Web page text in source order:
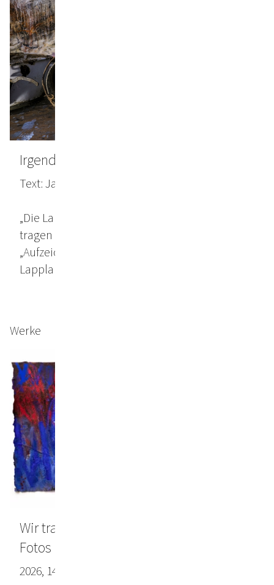
Irgendwo hier muss ich gelebt haben
Text: Jakob Kirchmayr, März 2022
„Die Landschaften die wir durchstreift haben,
tragen wir immer mit uns“ - so beginnen die
„Aufzeichnungen aus den Regionen des
Lapplandkollers“ von Tomas Tranströmer.
Werke
Wir tragen in unseren Taschen alte
Fotos des Frühlings
2026, 147 x 282 cm, Papier